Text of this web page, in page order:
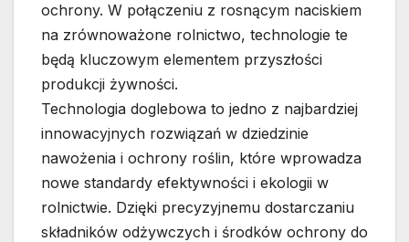
ochrony. W połączeniu z rosnącym naciskiem
na zrównoważone rolnictwo, technologie te
będą kluczowym elementem przyszłości
produkcji żywności.
Technologia doglebowa to jedno z najbardziej
innowacyjnych rozwiązań w dziedzinie
nawożenia i ochrony roślin, które wprowadza
nowe standardy efektywności i ekologii w
rolnictwie. Dzięki precyzyjnemu dostarczaniu
składników odżywczych i środków ochrony do